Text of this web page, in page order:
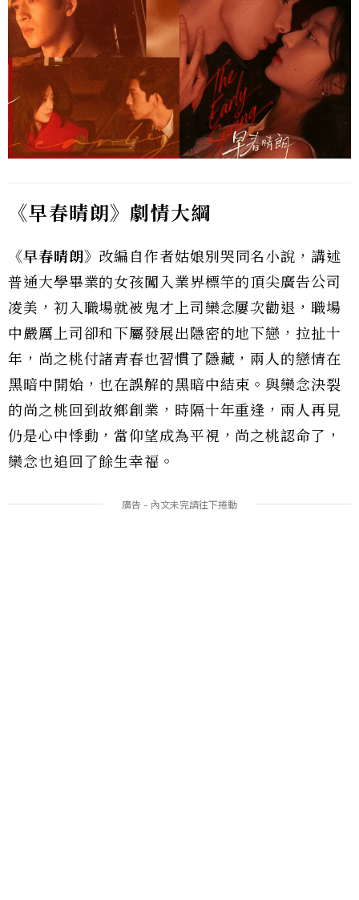
《早春晴朗》劇情大綱
《早春晴朗》 改編自作者姑娘別哭同名小說，講述
普通大學畢業的女孩闖入業界標竿的頂尖廣告公司
凌美，初入職場就被鬼才上司欒念屢次勸退，職場
中嚴厲上司卻和下屬發展出隱密的地下戀，拉扯十
年，尚之桃付諸青春也習慣了隱藏，兩人的戀情在
黑暗中開始，也在誤解的黑暗中結束。與欒念決裂
的尚之桃回到故鄉創業，時隔十年重逢，兩人再見
仍是心中悸動，當仰望成為平視，尚之桃認命了，
欒念也追回了餘生幸福。